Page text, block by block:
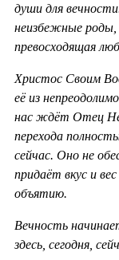
души для
неизбежные роды,
превосходящая
Христос Своим
её из
нас ждёт Отец
перехода
сейчас. Оно не
придаёт вкус и
объятию.
Вечность
здесь, сегодня,